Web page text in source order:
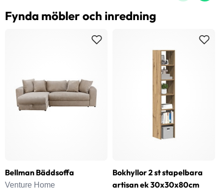
Fynda möbler och inredning
Bellman Bäddsoffa
Venture Home
Bokhyllor 2 st stapelbara
artisan ek 30x30x80cm